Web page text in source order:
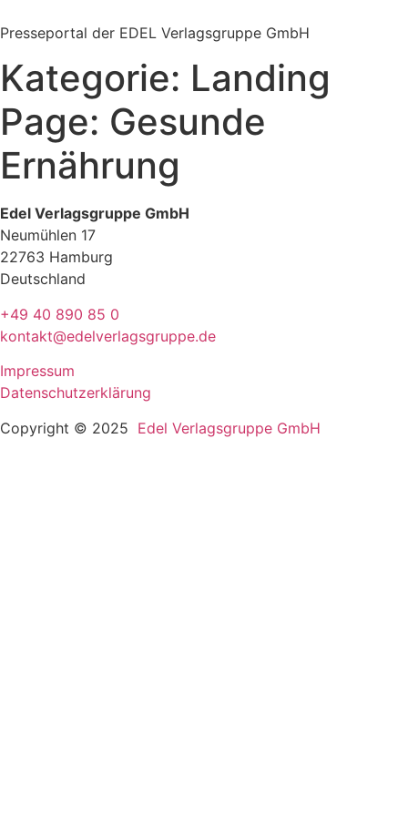
Inhalt
Presseportal der EDEL Verlagsgruppe GmbH
Kategorie: Landing
Page: Gesunde
Ernährung
Edel Verlagsgruppe GmbH
Neumühlen 17
22763 Hamburg
Deutschland
+49 40 890 85 0
kontakt@edelverlagsgruppe.de
Impressum
Datenschutzerklärung
Copyright © 2025 Edel Verlagsgruppe GmbH